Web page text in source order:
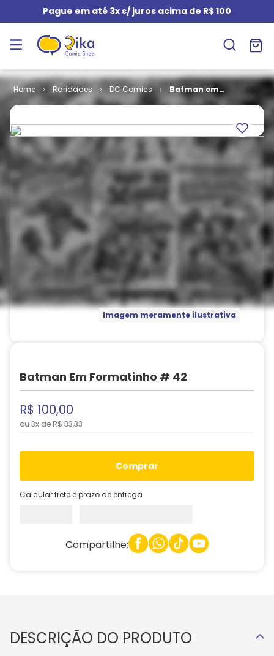
Pague em até 3x s/ juros acima de R$ 100
Raridades DC Comics
Batman em
Formatinho #
Imagem meramente ilustrativa
Batman Em Formatinho # 42
R$ 100,00
ou 3x de R$ 33,33
comprar
Calcular frete e prazo de entrega
Compartilhe:
DESCRIÇÃO DO PRODUTO